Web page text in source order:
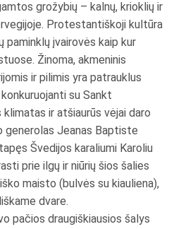
grožybių – kalnų, krioklių ir
Protestantiškoji kultūra
paminklų įvairovės kaip kur
Žinoma, akmeninis
ir pilimis yra patrauklus
su Sankt
ir atšiaurūs vėjai daro
generolas Jeanas Baptiste
Švedijos karaliumi Karoliu
prie ilgų ir niūrių šios šalies
maisto (bulvės su kiauliena),
dvare.
pačios draugiškiausios šalys